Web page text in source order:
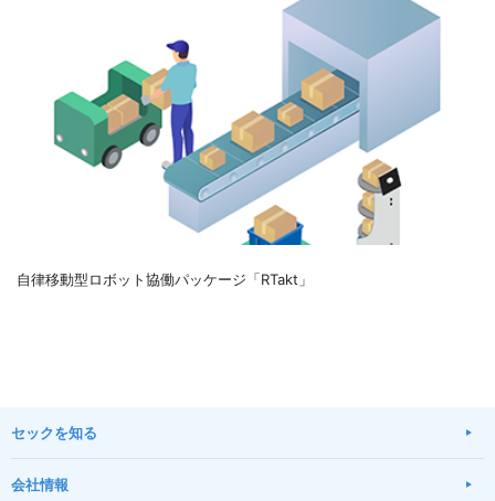
自律移動型ロボット協働パッケージ「RTakt」
セックを知る
会社情報